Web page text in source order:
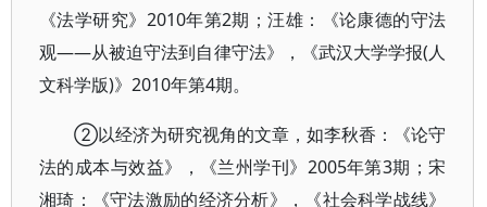
《法学研究》2010年第2期；汪雄：《论康德的守法
观——从被迫守法到自律守法》，《武汉大学学报(人
文科学版)》2010年第4期。
②以经济为研究视角的文章，如李秋香：《论守
法的成本与效益》，《兰州学刊》2005年第3期；宋
湘琦：《守法激励的经济分析》，《社会科学战线》